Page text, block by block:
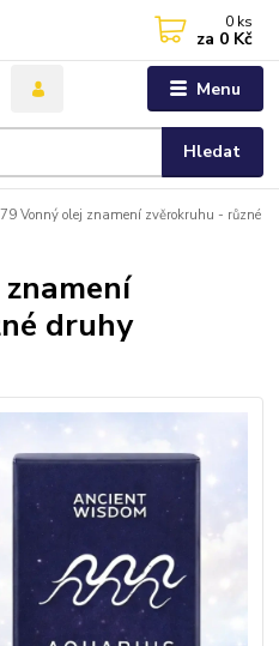
Menu
Hledat
0 ks
za 0 Kč
Vonný olej znamení zvěrokruhu - různé
druhy